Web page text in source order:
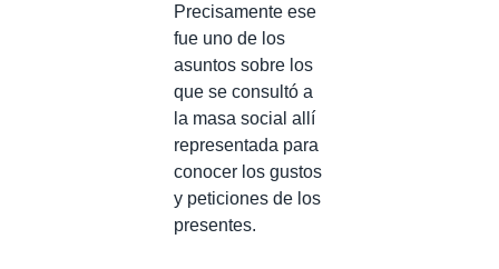
Precisamente ese
fue uno de los
asuntos sobre los
que se consultó a
la masa social allí
representada para
conocer los gustos
y peticiones de los
presentes.